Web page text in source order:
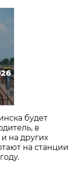
будет
в
на других
на станции